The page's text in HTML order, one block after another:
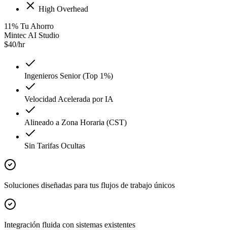
High Overhead
11% Tu Ahorro
Mintec AI Studio
$40/hr
Ingenieros Senior (Top 1%)
Velocidad Acelerada por IA
Alineado a Zona Horaria (CST)
Sin Tarifas Ocultas
Soluciones diseñadas para tus flujos de trabajo únicos
Integración fluida con sistemas existentes